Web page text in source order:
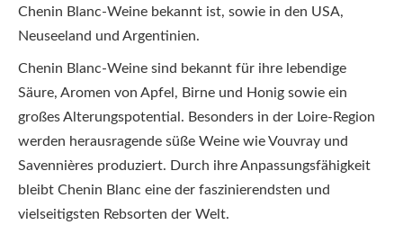
Chenin Blanc-Weine bekannt ist, sowie in den USA,
Neuseeland und Argentinien.
Chenin Blanc-Weine sind bekannt für ihre lebendige
Säure, Aromen von Apfel, Birne und Honig sowie ein
großes Alterungspotential. Besonders in der Loire-Region
werden herausragende süße Weine wie Vouvray und
Savennières produziert. Durch ihre Anpassungsfähigkeit
bleibt Chenin Blanc eine der faszinierendsten und
vielseitigsten Rebsorten der Welt.